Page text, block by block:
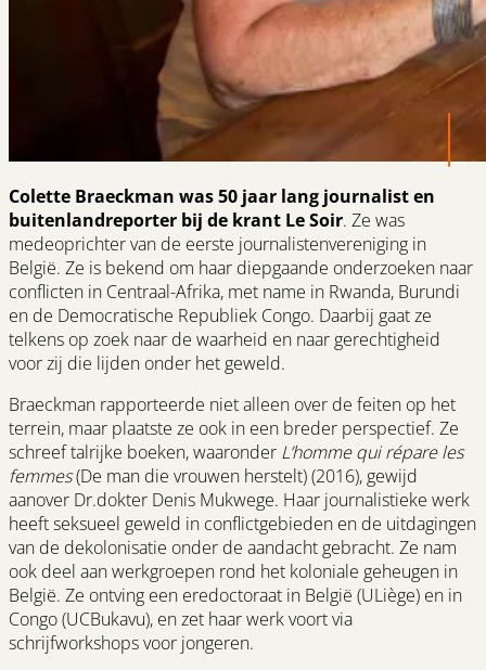
Colette Braeckman was 50 jaar lang journalist en
buitenlandreporter bij de krant Le Soir. Ze was
medeoprichter van de eerste journalistenvereniging in
België. Ze is bekend om haar diepgaande onderzoeken naar
conflicten in Centraal-Afrika, met name in Rwanda, Burundi
en de Democratische Republiek Congo. Daarbij gaat ze
telkens op zoek naar de waarheid en naar gerechtigheid
voor zij die lijden onder het geweld.
Braeckman rapporteerde niet alleen over de feiten op het
terrein, maar plaatste ze ook in een breder perspectief. Ze
schreef talrijke boeken, waaronder L’homme qui répare les
femmes(De man die vrouwen herstelt) (2016), gewijd
aanover Dr.dokter Denis Mukwege. Haar journalistieke werk
heeft seksueel geweld in conflictgebieden en de uitdagingen
van de dekolonisatie onder de aandacht gebracht. Ze nam
ook deel aan werkgroepen rond het koloniale geheugen in
België. Ze ontving een eredoctoraat in België (ULiège) en in
Congo (UCBukavu), en zet haar werk voort via
schrijfworkshops voor jongeren.